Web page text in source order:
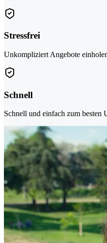
Stressfrei
Unkompliziert Angebote
Schnell
Schnell und einfach zum besten